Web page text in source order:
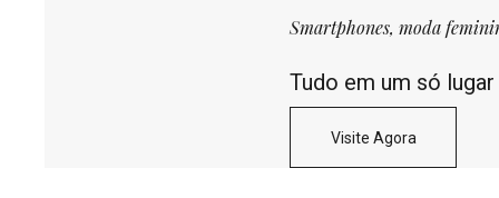
Smartphones, moda
Tudo em um só lugar
Visite Agora